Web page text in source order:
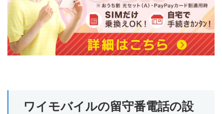
ワイモバイルの留守番電話の設